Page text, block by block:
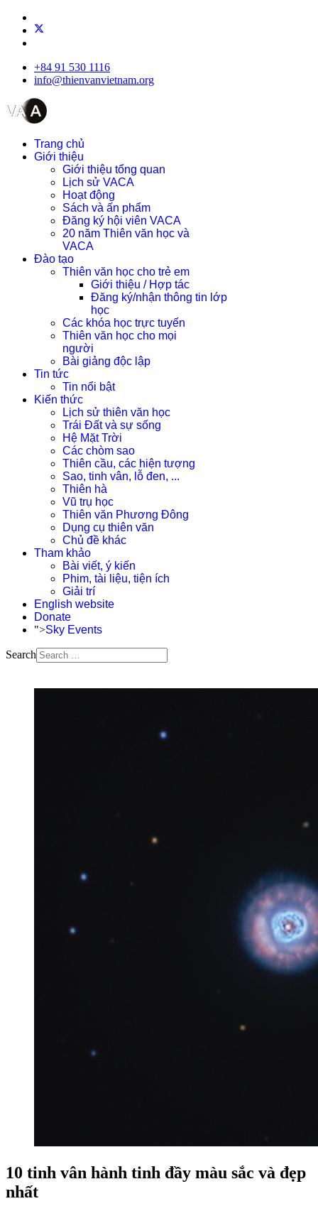
+84 91 530 1116
info@thienvanvietnam.org
Trang chủ
Giới thiệu
Giới thiệu tổng quan
Lịch sử VACA
Hoạt động
Sách và ấn phẩm
Đăng ký hội viên VACA
20 năm Thiên văn học và
VACA
Đào tạo
Thiên văn học cho trẻ em
Giới thiệu / Hợp tác
Đăng ký/nhận thông tin lớp
học
Các khóa học trực tuyến
Thiên văn học cho mọi
người
Bài giảng độc lập
Tin tức
Tin nổi bật
Kiến thức
Lịch sử thiên văn học
Trái Đất và sự sống
Hệ Mặt Trời
Các chòm sao
Thiên cầu, các hiện tượng
Sao, tinh vân, lỗ đen, ...
Thiên hà
Vũ trụ học
Thiên văn Phương Đông
Dụng cụ thiên văn
Chủ đề khác
Tham khảo
Bài viết, ý kiến
Phim, tài liệu, tiện ích
Giải trí
English website
Donate
">Sky Events
Search
10 tinh vân hành tinh đầy màu sắc và đẹp
nhất